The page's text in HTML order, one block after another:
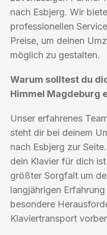
nach Esbjerg. Wir
professionellen
Preise, um deinen
möglich zu gestalten.
Warum solltest du
Himmel Magdeburg
Unser erfahrenes
steht dir bei deinem
nach Esbjerg zur
dein Klavier für dich
größter Sorgfalt um
langjährigen
besondere
Klaviertransport